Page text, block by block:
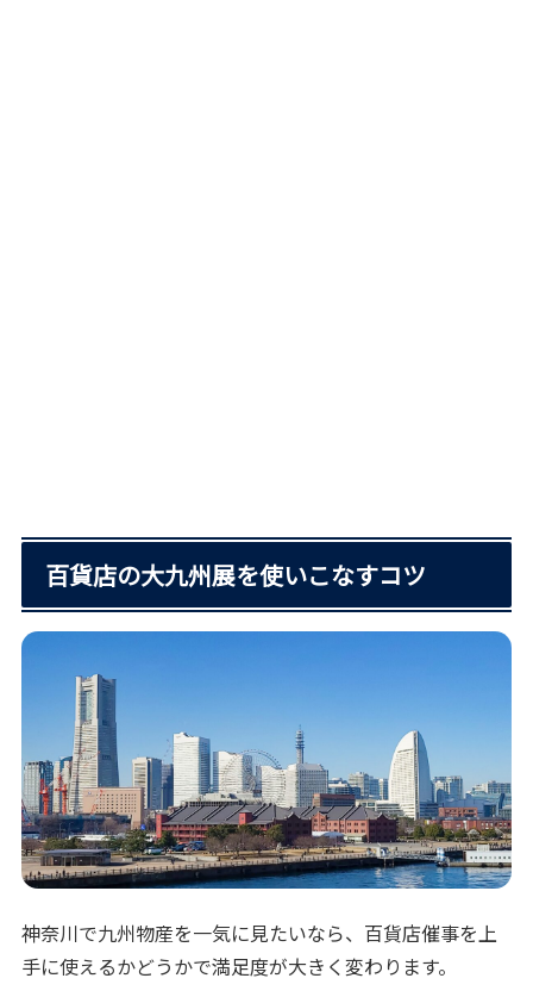
百貨店の大九州展を使いこなすコツ
神奈川で九州物産を一気に見たいなら、百貨店催事を上
手に使えるかどうかで満足度が大きく変わります。